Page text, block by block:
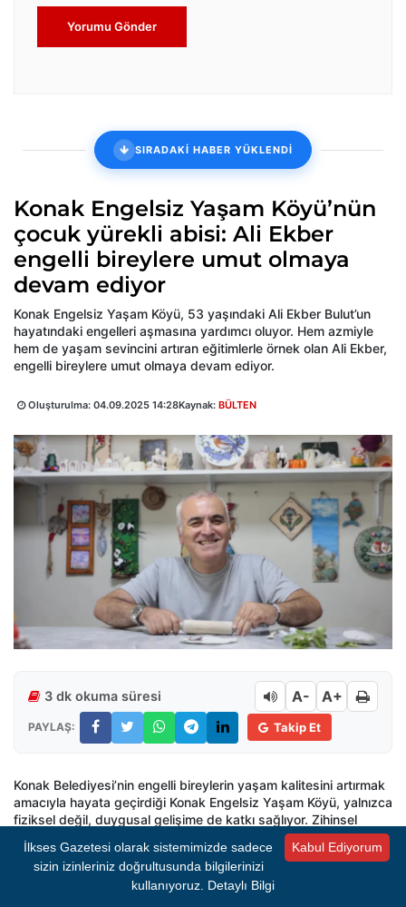
Yorumu Gönder
SIRADAKİ HABER YÜKLENDİ
Konak Engelsiz Yaşam Köyü’nün
çocuk yürekli abisi: Ali Ekber
engelli bireylere umut olmaya
devam ediyor
Konak Engelsiz Yaşam Köyü, 53 yaşındaki Ali Ekber Bulut’un
hayatındaki engelleri aşmasına yardımcı oluyor. Hem azmiyle
hem de yaşam sevincini artıran eğitimlerle örnek olan Ali Ekber,
engelli bireylere umut olmaya devam ediyor.
Oluşturulma: 04.09.2025 14:28Kaynak: BÜLTEN
3 dk okuma süresi A- A+
PAYLAŞ: Takip Et
Konak Belediyesi’nin engelli bireylerin yaşam kalitesini artırmak
amacıyla hayata geçirdiği Konak Engelsiz Yaşam Köyü, yalnızca
fiziksel değil, duygusal gelişime de katkı sağlıyor. Zihinsel
engelli Ali Ekber Bulut’un hikayesi ise bu köydeki umut dolu
yaşam öykülerinden biri. 53 yaşında olan Ali Ekber, geç
yürümek, geç konuşmak gibi zorluklar yaşamış ve uzun bir
tedavi sürecinden sonra, Konak Engelsiz Yaşam Köyü’nde
Kabul Ediyorum
İlkses Gazetesi olarak sistemimizde sadece
sizin izinleriniz doğrultusunda bilgilerinizi
kullanıyoruz. Detaylı Bilgi